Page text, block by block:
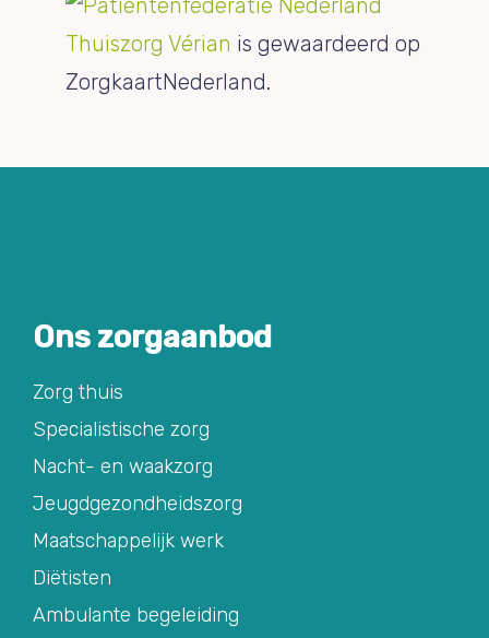
Thuiszorg Vérian is gewaardeerd op
ZorgkaartNederland.
Ons zorgaanbod
Zorg thuis
Specialistische zorg
Nacht- en waakzorg
Jeugdgezondheidszorg
Maatschappelijk werk
Diëtisten
Ambulante begeleiding